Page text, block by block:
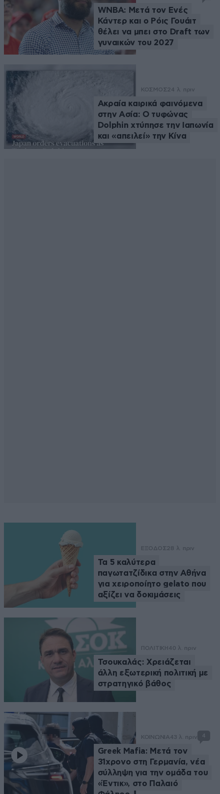
WNBA: Μετά τον Ενές
Κάντερ και ο Ρόις Γουάιτ
θέλει να μπει στο Draft των
γυναικών του 2027
ΚΟΣΜΟΣ24 λ. πριν
Ακραία καιρικά φαινόμενα
στην Ασία: Ο τυφώνας
Dolphin χτύπησε την Ιαπωνία
και «απειλεί» την Κίνα
ΕΞΟΔΟΣ28 λ. πριν
Τα 5 καλύτερα
παγωτατζίδικα στην Αθήνα
για χειροποίητο gelato που
αξίζει να δοκιμάσεις
ΠΟΛΙΤΙΚΗ40 λ. πριν
Τσουκαλάς: Xρειάζεται
άλλη εξωτερική πολιτική με
στρατηγικό βάθος
ΚΟΙΝΩΝΙΑ43 λ. πριν 4
Greek Mafia: Μετά τον
31χρονο στη Γερμανία, νέα
σύλληψη για την ομάδα του
«Έντικ», στο Παλαιό